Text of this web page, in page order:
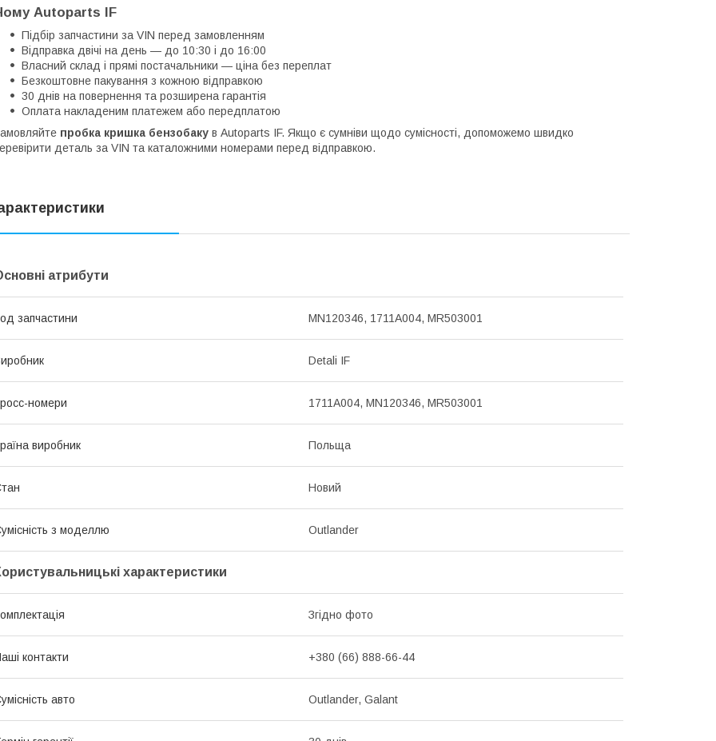
Autoparts IF
Підбір запчастини за VIN перед замовленням
Відправка двічі на день — до 10:30 і до 16:00
Власний склад і прямі постачальники — ціна без переплат
Безкоштовне пакування з кожною відправкою
30 днів на повернення та розширена гарантія
Оплата накладеним платежем або передплатою
пробка кришка бензобаку в Autoparts IF. Якщо є сумніви щодо сумісності, допоможемо швидко
деталь за VIN та каталожними номерами перед відправкою.
атрибути
запчастини MN120346, 1711A004, MR503001
Detali IF
номери 1711A004, MN120346, MR503001
виробник Польща
Новий
з моделлю Outlander
характеристики
Згідно фото
контакти +380 (66) 888-66-44
авто Outlander, Galant